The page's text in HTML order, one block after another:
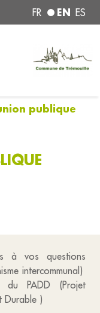
FR EN ES
publique
à vos questions
intercommunal)
PADD (Projet
Durable )